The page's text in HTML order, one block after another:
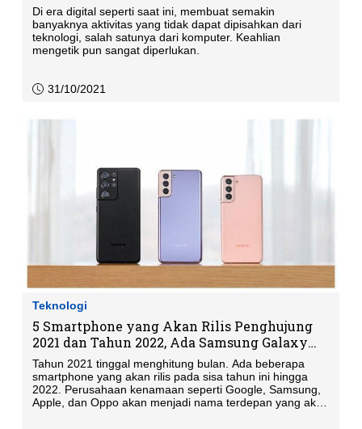
Di era digital seperti saat ini, membuat semakin
banyaknya aktivitas yang tidak dapat dipisahkan dari
teknologi, salah satunya dari komputer. Keahlian
mengetik pun sangat diperlukan.
31/10/2021
Teknologi
5 Smartphone yang Akan Rilis Penghujung
2021 dan Tahun 2022, Ada Samsung Galaxy
S22 dan iPhone SE 3
Tahun 2021 tinggal menghitung bulan. Ada beberapa
smartphone yang akan rilis pada sisa tahun ini hingga
2022. Perusahaan kenamaan seperti Google, Samsung,
Apple, dan Oppo akan menjadi nama terdepan yang akan